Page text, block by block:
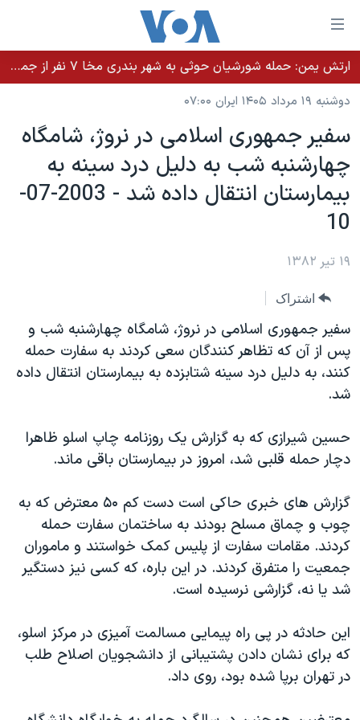
لینکهای
قابل
دسترسی
جهش
محتوای
اصلی
جهش
صفحه
جهش
خانه
نسخه سبک وب‌سایت
موضوع ها
ایران
آمریکا
ورزشی
ویدیوها
فرهنگ و زندگی
اقتصادی
علم و فناوری
گالری عکس
آرشیو پخش زنده
برنامه های تلویزیونی
جدول برنامه ها
صفحه‌های ویژه
جام جهانی ۲۰۲۶
عملیات خشم حماسی
بایگانی برنامه‌های تلویزیونی
مستندها
حمله جمهوری اسلامی به اسرائیل
رمز مهسا
اعتراضات زن، زندگی، آزادی
مجموعه مستندهای دادخواهی
تریبونال مردمی آبان ۹۸
چهل سال گروگان‌گیری
قانون شفافیت دارائی کادر رهبری ایران
فرکانس‌های صدای آمریکا
پخش رادیویی
یادگیری زبان انگلیسی
دنبال کنید
ارتش یمن: حمله شورشیان حوثی به شهر بندری مخا ۷ نفر از جمله غیرنظامیان را کشت
دوشنبه ۱۹ مرداد ۱۴۰۵ ایران ۰۷:۰۰
سفير جمهوری اسلامی در نروژ، شامگاه
چهارشنبه شب به دليل درد سينه به
بيمارستان انتقال داده شد - 2003-07-
10
۱۹ تیر ۱۳۸۲
اشتراک
سفير جمهوری اسلامی در نروژ، شامگاه چهارشنبه شب و
پس از آن که تظاهر کنندگان سعی کردند به سفارت حمله
کنند، به دليل درد سينه شتابزده به بيمارستان انتقال داده
شد.
حسين شيرازی که به گزارش يک روزنامه چاپ اسلو ظاهرا
دچار حمله قلبی شد، امروز در بيمارستان باقی ماند.
گزارش های خبری حاکی است دست کم ۵۰ معترض که به
چوب و چماق مسلح بودند به ساختمان سفارت حمله
کردند. مقامات سفارت از پليس کمک خواستند و ماموران
جمعيت را متفرق کردند. در اين باره، که کسی نيز دستگير
شد يا نه، گزارشی نرسيده است.
اين حادثه در پی راه پيمايی مسالمت آميزی در مرکز اسلو،
که برای نشان دادن پشتيبانی از دانشجويان اصلاح طلب
در تهران برپا شده بود، روی داد.